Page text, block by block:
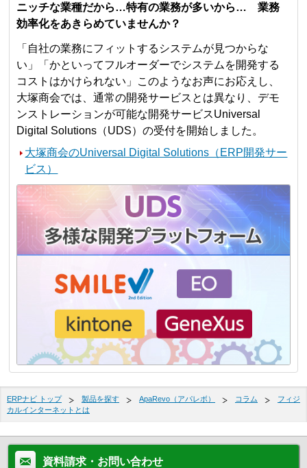
ニッチな業種だから…特有の業務が多いから… 業務
効率化をあきらめていませんか？
「自社の業務にフィットするシステムが見つからな
い」「かといってフルオーダーでシステムを開発する
コストはかけられない」このようなお声にお応えし、
大塚商会では、通常の開発サービスとは異なり、デモ
ンストレーションが可能な開発サービスUniversal
Digital Solutions（UDS）の受付を開始しました。
大塚商会のUniversal Digital Solutions（ERP開発サー
ビス）
ERPナビ トップ 製品を探す ApaRevo（アパレボ） コラム
フィジ
カルインターネットとは
資料請求・お問い合わせ